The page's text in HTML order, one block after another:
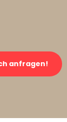
anfragen!